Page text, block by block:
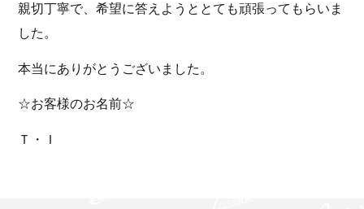
親切丁寧で、希望に答えようととても頑張ってもらいま
した。
本当にありがとうございました。
☆お客様のお名前☆
Ｔ・Ｉ